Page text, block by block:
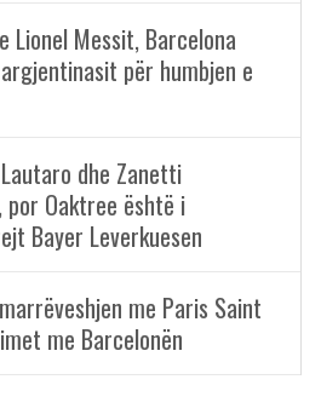
Messit, Barcelona
për humbjen e
dhe Zanetti
Oaktree është i
Bayer Leverkuesen
me Paris Saint
me Barcelonën